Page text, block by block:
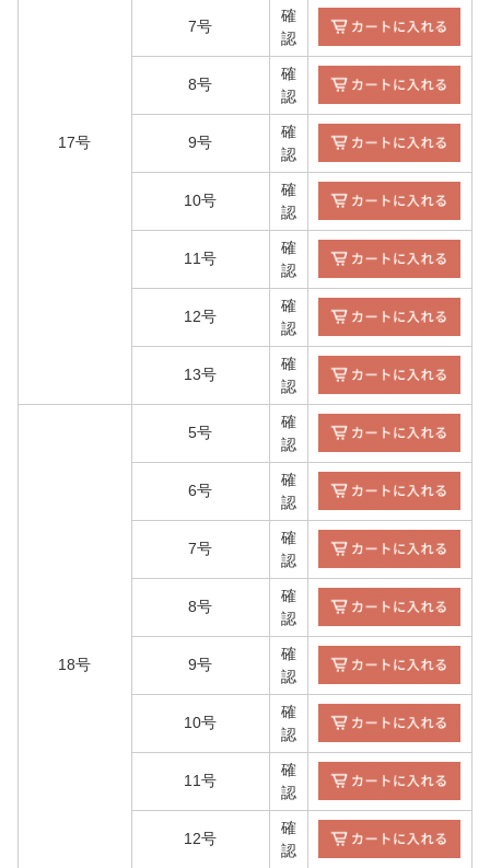
17号
7号
確
認
8号
確
認
9号
確
認
10号
確
認
11号
確
認
12号
確
認
13号
確
認
18号
5号
確
認
6号
確
認
7号
確
認
8号
確
認
9号
確
認
10号
確
認
11号
確
認
12号
確
認